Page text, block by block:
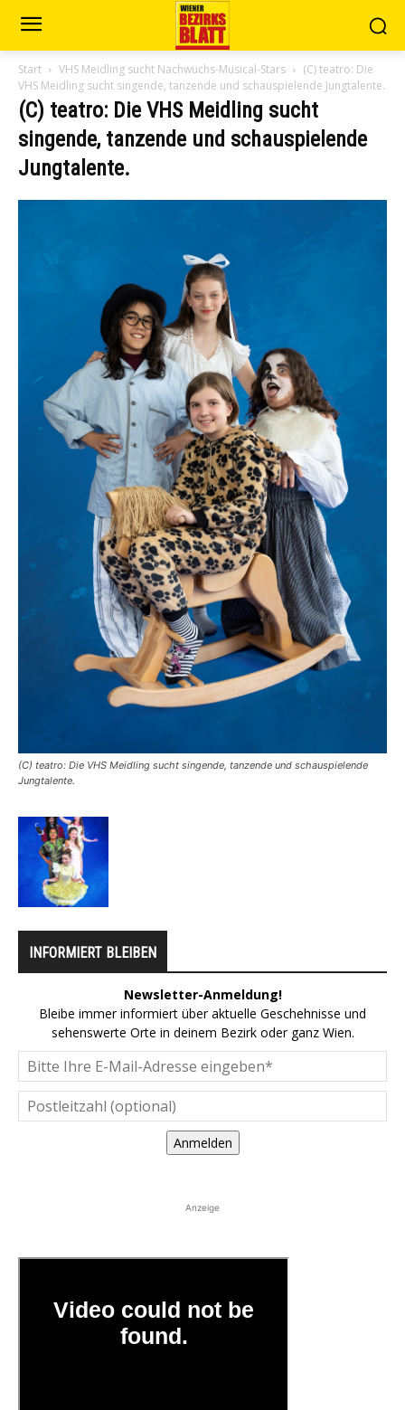
Start VHS Meidling sucht Nachwuchs-Musical-Stars
(C) teatro: Die
VHS Meidling sucht singende, tanzende und schauspielende Jungtalente.
(C) teatro: Die VHS Meidling sucht
singende, tanzende und schauspielende
Jungtalente.
(C) teatro: Die VHS Meidling sucht singende, tanzende und schauspielende
Jungtalente.
INFORMIERT BLEIBEN
Newsletter-Anmeldung!
Bleibe immer informiert über aktuelle Geschehnisse und
sehenswerte Orte in deinem Bezirk oder ganz Wien.
Anmelden
Anzeige